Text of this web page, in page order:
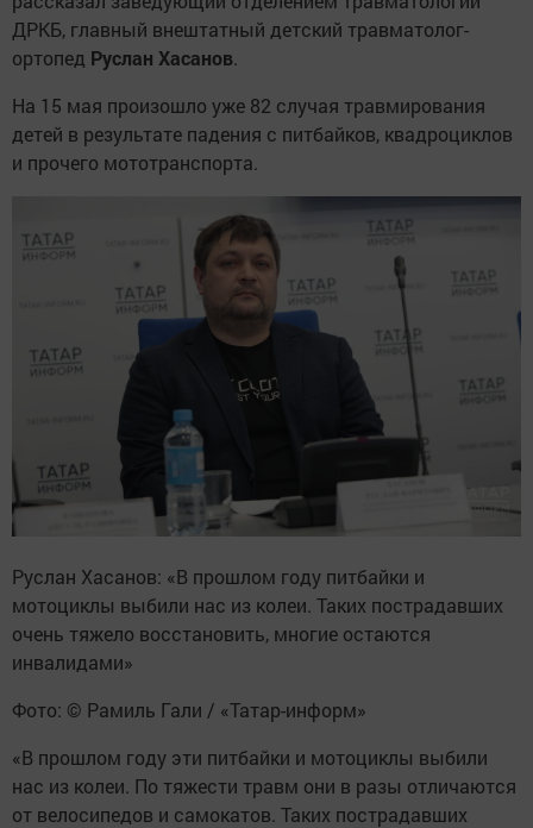
ДРКБ, главный внештатный детский травматолог-
ортопед Руслан Хасанов.
На 15 мая произошло уже 82 случая травмирования
детей в результате падения с питбайков, квадроциклов
и прочего мототранспорта.
Руслан Хасанов: «В прошлом году питбайки и
мотоциклы выбили нас из колеи. Таких пострадавших
очень тяжело восстановить, многие остаются
инвалидами»
Фото: © Рамиль Гали / «Татар-информ»
«В прошлом году эти питбайки и мотоциклы выбили
нас из колеи. По тяжести травм они в разы отличаются
от велосипедов и самокатов. Таких пострадавших